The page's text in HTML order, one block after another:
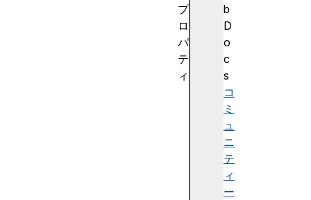
b
D
o
c
s
コ
ミ
ュ
ニ
テ
ィ
ー
プ
ロ
パ
テ
ィ